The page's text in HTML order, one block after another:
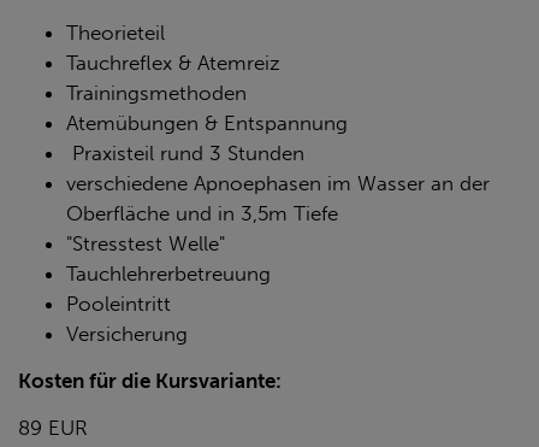
Theorieteil
Tauchreflex & Atemreiz
Trainingsmethoden
Atemübungen & Entspannung
Praxisteil rund 3 Stunden
verschiedene Apnoephasen im Wasser an der
Oberfläche und in 3,5m Tiefe
"Stresstest Welle"
Tauchlehrerbetreuung
Pooleintritt
Versicherung
Kosten für die Kursvariante:
89 EUR